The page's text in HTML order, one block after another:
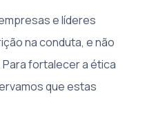
e líderes
na conduta, e não
fortalecer a ética
que estas